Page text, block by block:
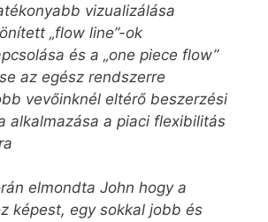
vizualizálása
„flow line”-ok
és a „one piece flow”
az egész rendszerre
vevőinknél eltérő beszerzési
alkalmazása a piaci flexibilitás
elmondta John hogy a
képest, egy sokkal jobb és